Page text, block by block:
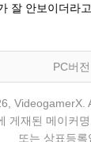
잘 안보이더라고
PC버전
VideogamerX.
게재된 메이커
또는 상표등록